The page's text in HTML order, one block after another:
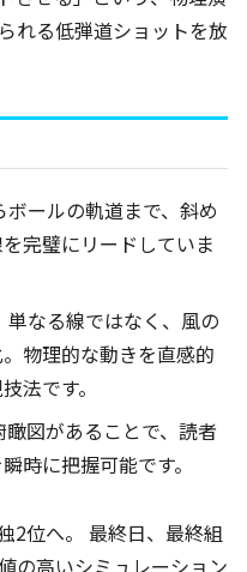
れる低弾道ショットを放
ボールの軌道まで、斜め
完璧にリードしていま
単なる線ではなく、風の
物理的な動きを直感的
法です。
瞰図があることで、読者
時に把握可能です。
2位へ。 最終日、最終組